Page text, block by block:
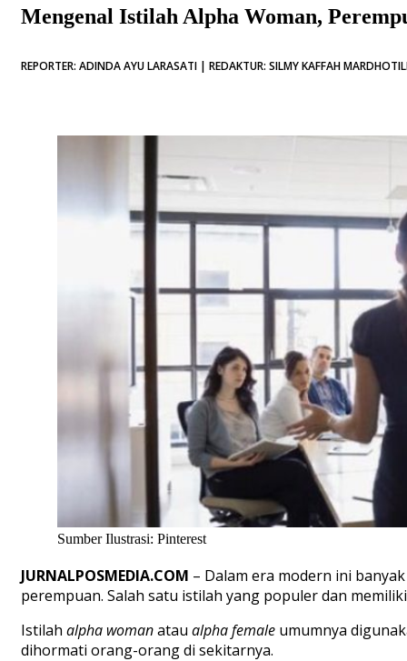
Mengenal Istilah Alpha Woman,
REPORTER: ADINDA AYU LARASATI | REDAKTUR: SILMY KAFFAH
Sumber Ilustrasi: Pinterest
JURNALPOSMEDIA.COM – Dalam era modern ini
perempuan. Salah satu istilah yang populer dan
Istilah alpha womanatau alpha female umumnya
dihormati orang-orang di sekitarnya.